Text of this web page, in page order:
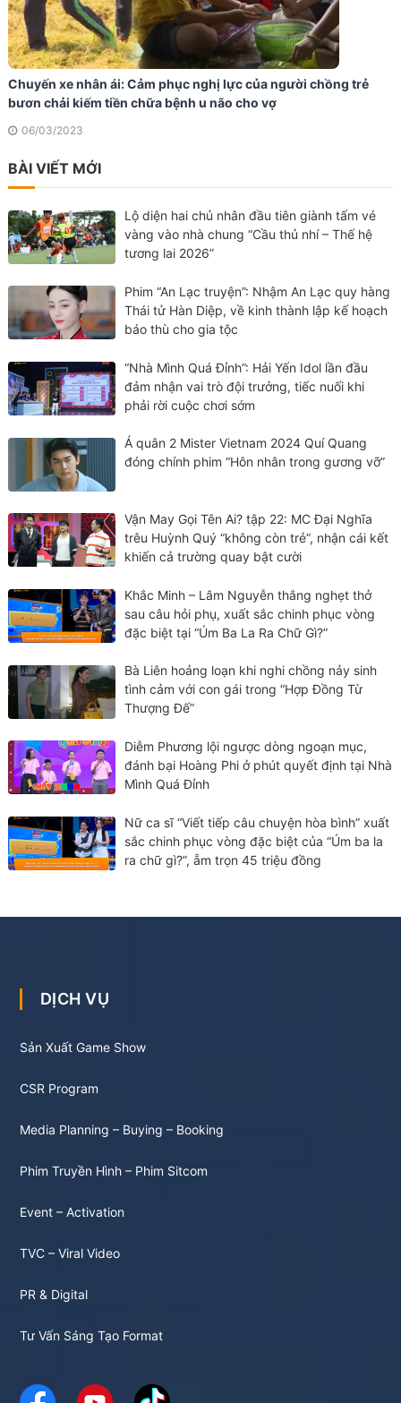
Chuyến xe nhân ái: Cảm phục nghị lực của người chồng trẻ
bươn chải kiếm tiền chữa bệnh u não cho vợ
06/03/2023
BÀI VIẾT MỚI
Lộ diện hai chủ nhân đầu tiên giành tấm vé
vàng vào nhà chung “Cầu thủ nhí – Thế hệ
tương lai 2026”
Phim “An Lạc truyện”: Nhậm An Lạc quy hàng
Thái tử Hàn Diệp, về kinh thành lập kế hoạch
báo thù cho gia tộc
“Nhà Mình Quá Đỉnh”: Hải Yến Idol lần đầu
đảm nhận vai trò đội trưởng, tiếc nuối khi
phải rời cuộc chơi sớm
Á quân 2 Mister Vietnam 2024 Quí Quang
đóng chính phim “Hôn nhân trong gương vỡ”
Vận May Gọi Tên Ai? tập 22: MC Đại Nghĩa
trêu Huỳnh Quý “không còn trẻ”, nhận cái kết
khiến cả trường quay bật cười
Khắc Minh – Lâm Nguyễn thắng nghẹt thở
sau câu hỏi phụ, xuất sắc chinh phục vòng
đặc biệt tại “Úm Ba La Ra Chữ Gì?”
Bà Liên hoảng loạn khi nghi chồng nảy sinh
tình cảm với con gái trong “Hợp Đồng Từ
Thượng Đế”
Diễm Phương lội ngược dòng ngoạn mục,
đánh bại Hoàng Phi ở phút quyết định tại Nhà
Mình Quá Đỉnh
Nữ ca sĩ “Viết tiếp câu chuyện hòa bình” xuất
sắc chinh phục vòng đặc biệt của “Úm ba la
ra chữ gì?”, ẵm trọn 45 triệu đồng
DỊCH VỤ
Sản Xuất Game Show
CSR Program
Media Planning – Buying – Booking
Phim Truyền Hình – Phim Sitcom
Event – Activation
TVC – Viral Video
PR & Digital
Tư Vấn Sáng Tạo Format